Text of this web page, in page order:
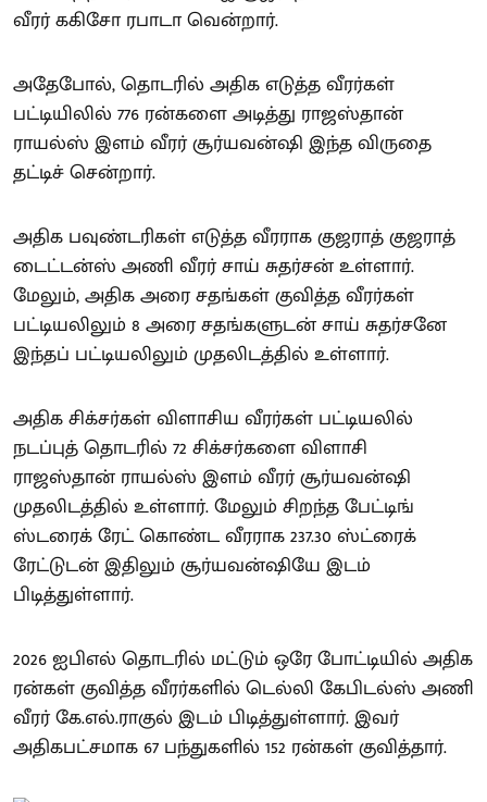
வீரர் ககிசோ ரபாடா வென்றார்.
அதேபோல், தொடரில் அதிக எடுத்த வீரர்கள்
பட்டியிலில் 776 ரன்களை அடித்து ராஜஸ்தான்
ராயல்ஸ் இளம் வீரர் சூர்யவன்ஷி இந்த விருதை
தட்டிச் சென்றார்.
அதிக பவுண்டரிகள் எடுத்த வீரராக குஜராத் குஜராத்
டைட்டன்ஸ் அணி வீரர் சாய் சுதர்சன் உள்ளார்.
மேலும், அதிக அரை சதங்கள் குவித்த வீரர்கள்
பட்டியலிலும் 8 அரை சதங்களுடன் சாய் சுதர்சனே
இந்தப் பட்டியலிலும் முதலிடத்தில் உள்ளார்.
அதிக சிக்சர்கள் விளாசிய வீரர்கள் பட்டியலில்
நடப்புத் தொடரில் 72 சிக்சர்களை விளாசி
ராஜஸ்தான் ராயல்ஸ் இளம் வீரர் சூர்யவன்ஷி
முதலிடத்தில் உள்ளார். மேலும் சிறந்த பேட்டிங்
ஸ்டரைக் ரேட் கொண்ட வீரராக 237.30 ஸ்ட்ரைக்
ரேட்டுடன் இதிலும் சூர்யவன்ஷியே இடம்
பிடித்துள்ளார்.
2026 ஐபிஎல் தொடரில் மட்டும் ஒரே போட்டியில் அதிக
ரன்கள் குவித்த வீரர்களில் டெல்லி கேபிடல்ஸ் அணி
வீரர் கே.எல்.ராகுல் இடம் பிடித்துள்ளார். இவர்
அதிகபட்சமாக 67 பந்துகளில் 152 ரன்கள் குவித்தார்.